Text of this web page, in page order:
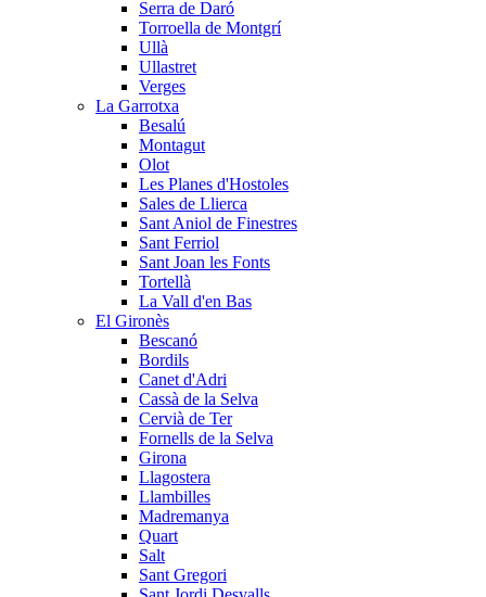
Serra de Daró
Torroella de Montgrí
Ullà
Ullastret
Verges
La Garrotxa
Besalú
Montagut
Olot
Les Planes d'Hostoles
Sales de Llierca
Sant Aniol de Finestres
Sant Ferriol
Sant Joan les Fonts
Tortellà
La Vall d'en Bas
El Gironès
Bescanó
Bordils
Canet d'Adri
Cassà de la Selva
Cervià de Ter
Fornells de la Selva
Girona
Llagostera
Llambilles
Madremanya
Quart
Salt
Sant Gregori